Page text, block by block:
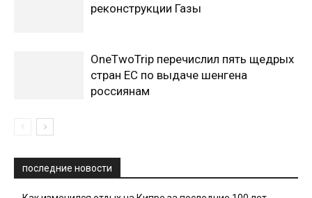
реконструкции Газы
OneTwoTrip перечислил пять щедрых
стран ЕС по выдаче шенгена
россиянам
последние новости